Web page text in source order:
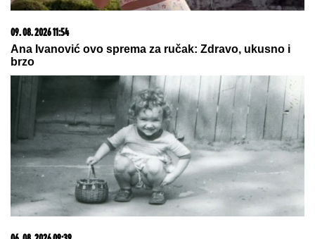
"ILIJAN UŽIVA KAO PRINC, NE ISPUŠTAMO GA IZ
RUKU"
Ceca Ražnatović o unuku, porodici Gudelj i